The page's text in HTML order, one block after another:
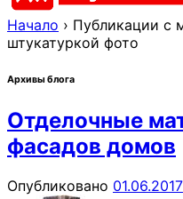
Начало › Публикации с
штукатуркой фото
Архивы блога
Отделочные
фасадов домов
Опубликовано 01.06.2017